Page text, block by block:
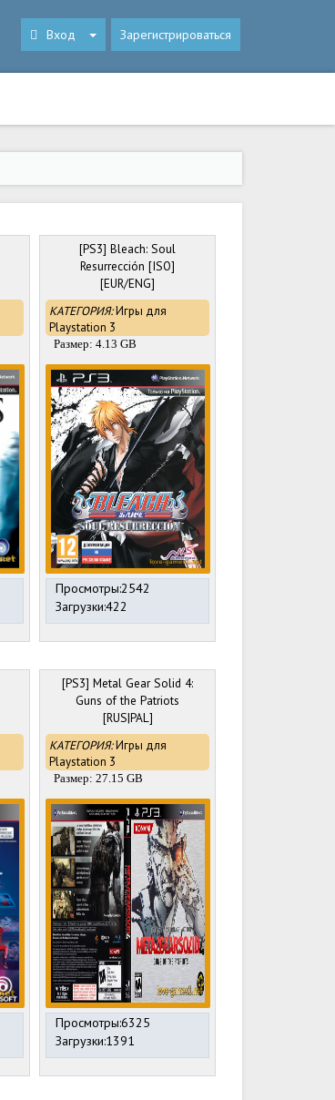
Вход Зарегистрироваться
[PS3] Bleach: Soul
Resurrección [ISO]
[EUR/ENG]
КАТЕГОРИЯ:Игры для
Playstation 3
Размер: 4.13 GB
Просмотры:2542
Загрузки:422
[PS3] Metal Gear Solid 4:
Guns of the Patriots
[RUS|PAL]
[«Exclusive»|«Alliance»]
[Версия 2.0, 25th
Anniversary]
КАТЕГОРИЯ:Игры для
Playstation 3
Размер: 27.15 GB
Просмотры:6325
Загрузки:1391